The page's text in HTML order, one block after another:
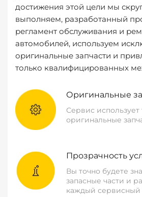
достижения этой цели мы
выполняем, разработанный
регламент обслуживания и
автомобилей, используем
оригинальные запчасти и
только квалифицированных
Оригинальные
Сервис использует
оригинальные
Прозрачность
Вы точно будете
запасные части и
каждый сервисный